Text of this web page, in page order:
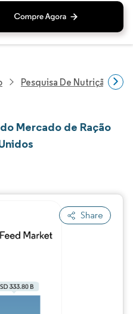
Pesquisa De Nutrição E
Mercado de Ração
Share